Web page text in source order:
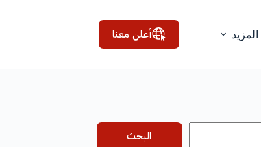
المزيد أعلن معنا
البحث